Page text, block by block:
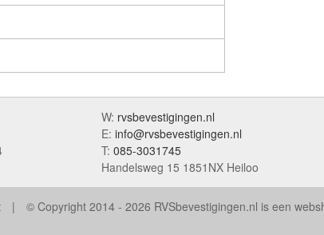
W: rvsbevestigingen.nl
E: info@rvsbevestigingen.nl
T: 085-3031745
Handelsweg 15 1851NX Heiloo
© Copyright 2014 - 2026 RVSbevestigingen.nl is een